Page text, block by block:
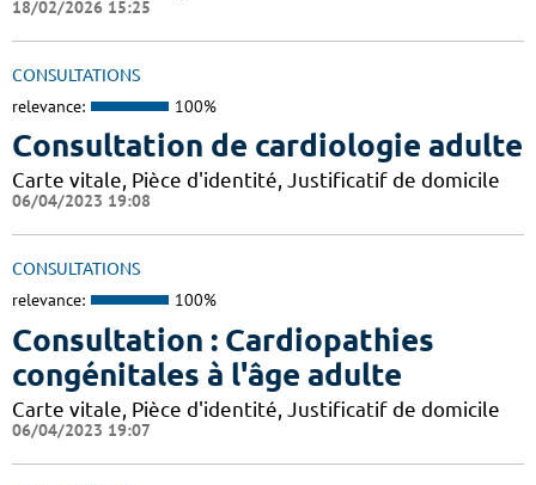
18/02/2026 15:25
CONSULTATIONS
relevance: 100%
Consultation de cardiologie adulte
Carte vitale, Pièce d'identité, Justificatif de domicile
06/04/2023 19:08
CONSULTATIONS
relevance: 100%
Consultation : Cardiopathies
congénitales à l'âge adulte
Carte vitale, Pièce d'identité, Justificatif de domicile
06/04/2023 19:07